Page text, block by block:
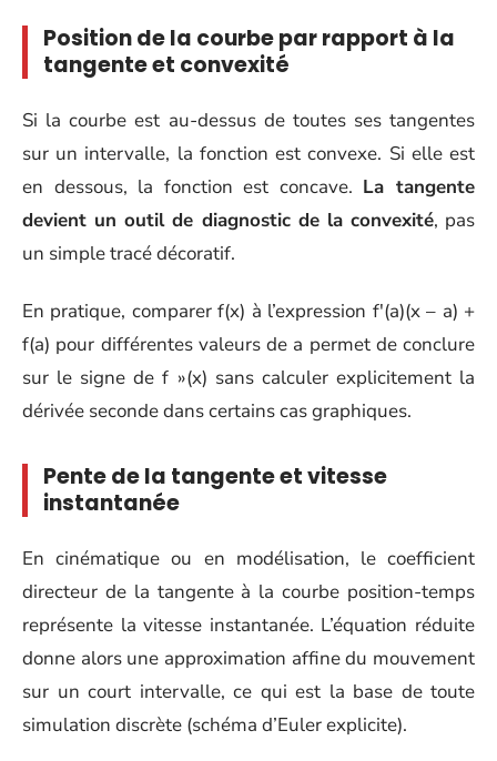
Position de la courbe par rapport à la
tangente et convexité
Si la courbe est au-dessus de toutes ses tangentes
sur un intervalle, la fonction est convexe. Si elle est
en dessous, la fonction est concave. La tangente
devient un outil de diagnostic de la convexité, pas
un simple tracé décoratif.
En pratique, comparer f(x) à l’expression f'(a)(x – a) +
f(a) pour différentes valeurs de a permet de conclure
sur le signe de f »(x) sans calculer explicitement la
dérivée seconde dans certains cas graphiques.
Pente de la tangente et vitesse
instantanée
En cinématique ou en modélisation, le coefficient
directeur de la tangente à la courbe position-temps
représente la vitesse instantanée. L’équation réduite
donne alors une approximation affine du mouvement
sur un court intervalle, ce qui est la base de toute
simulation discrète (schéma d’Euler explicite).